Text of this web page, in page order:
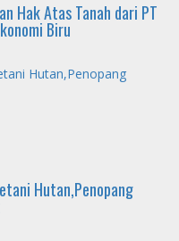
Hak Atas Tanah dari PT
Biru
Hutan,Penopang
Hutan,Penopang